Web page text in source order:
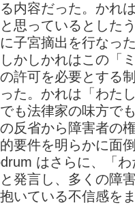
内容だった。かれ
思っているとした
子宮摘出を行なっ
かしかれはこの「
許可を必要とする
た。かれは「わた
も法律家の味方で
反省から障害者の
要件を明らかに面
はさらに、「
発言し、多くの障
いている不信感を